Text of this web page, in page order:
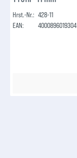
Hrst.-Nr.: 428-11
EAN:
4000896019304